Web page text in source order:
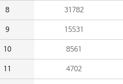
8 31782
9 15531
10 8561
11 4702